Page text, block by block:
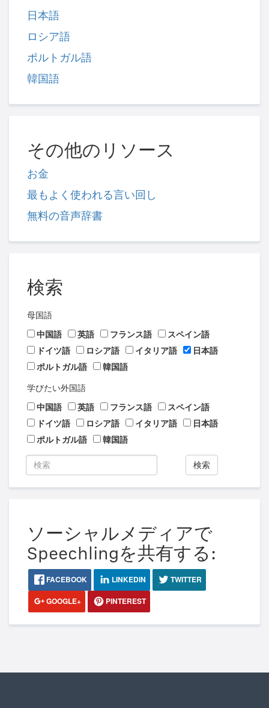
日本語
ロシア語
ポルトガル語
韓国語
その他のリソース
お金
最もよく使われる言い回し
無料の音声辞書
検索
母国語
中国語
英語 フランス語
スペイン語
ドイツ語
ロシア語 イタリア語
日本語
ポルトガル語
韓国語
学びたい外国語
中国語
英語 フランス語
スペイン語
ドイツ語
ロシア語 イタリア語
日本語
ポルトガル語
韓国語
検索
ソーシャルメディアで
Speechlingを共有する:
FACEBOOK LINKEDIN
TWITTER
GOOGLE+
PINTEREST